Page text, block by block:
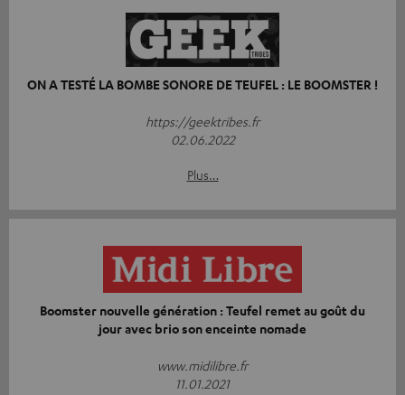
ON A TESTÉ LA BOMBE SONORE DE TEUFEL : LE BOOMSTER !
https://geektribes.fr
02.06.2022
Plus…
Boomster nouvelle génération : Teufel remet au goût du
jour avec brio son enceinte nomade
www.midilibre.fr
11.01.2021